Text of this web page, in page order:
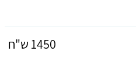
1450 ש"ח